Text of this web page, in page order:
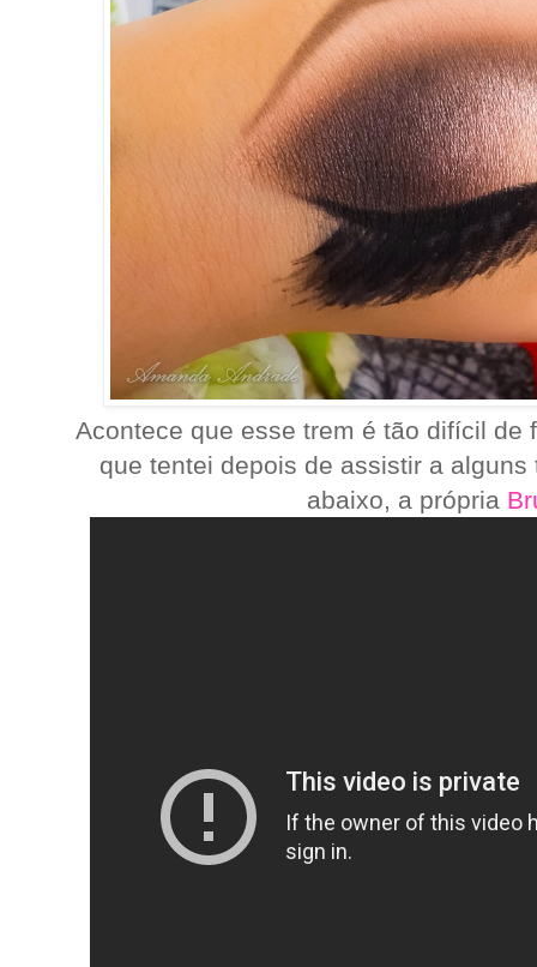
Acontece que esse trem é tão difícil de
que tentei depois de assistir a
abaixo, a própria